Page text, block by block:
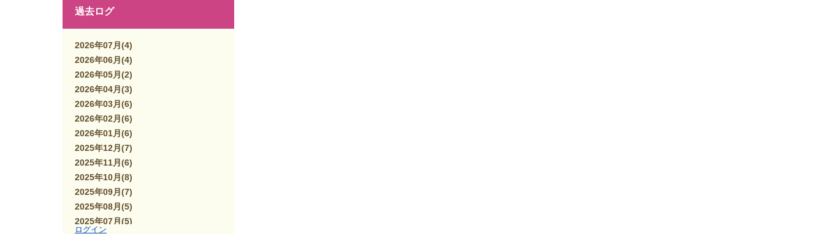
過去ログ
2026年07月 (4)
2026年06月 (4)
2026年05月 (2)
2026年04月 (3)
2026年03月 (6)
2026年02月 (6)
2026年01月 (6)
2025年12月 (7)
2025年11月 (6)
2025年10月 (8)
2025年09月 (7)
2025年08月 (5)
2025年07月 (5)
ログイン